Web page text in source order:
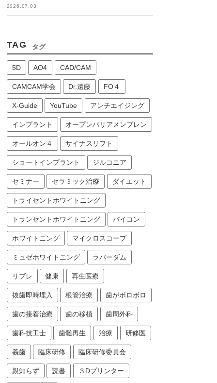
2026.07.03
TAG タグ
5D AO4 CAD/CAM
CAMCAM学会 Dr.遠藤 FO４
X-Guide YouTube アンチエイジング
インプラント オープンバリアメンブレン
オールオン４ サイナスリフト
ショートインプラント ジルコニア
セミナー セラミック治療 ダイエット
トライセントホワイトニング
トランセントホワイトニング バイコン
ホワイトニング マイクロスコープ
ミュゼホワイトニング ラバーダム
リブレ 健康 再生医療
抜歯即時埋入 根管治療 歯がボロボロ
歯の接着治療 歯の移植 歯周外科
歯科技工士 歯髄再生 治療 研修医
義歯 臨床研修 臨床研修委員会
親知らず 読書 ３Dプリンター